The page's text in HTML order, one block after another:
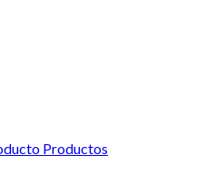
Productos